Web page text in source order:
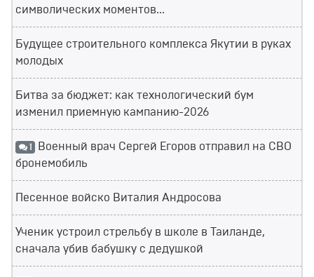
символических моментов...
Будущее строительного комплекса Якутии в руках
молодых
Битва за бюджет: как технологический бум
изменил приемную кампанию-2026
1 Военный врач Сергей Егоров отправил на СВО
бронемобиль
Песенное войско Виталия Андросова
Ученик устроил стрельбу в школе в Таиланде,
сначала убив бабушку с дедушкой